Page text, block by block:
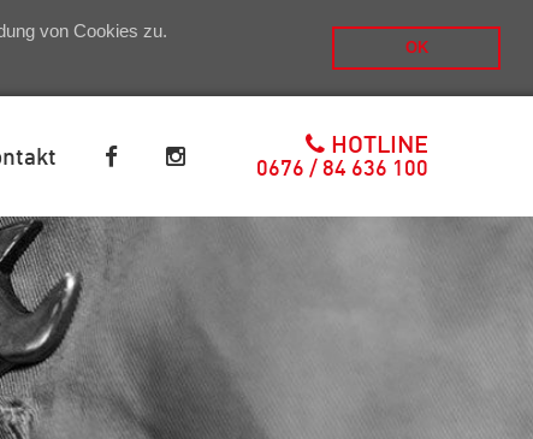
von Cookies zu.
OK
HOTLINE
0676 / 84 636 100